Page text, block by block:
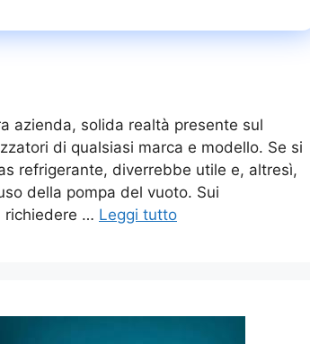
azienda, solida realtà presente sul
di qualsiasi marca e modello. Se si
refrigerante, diverrebbe utile e, altresì,
della pompa del vuoto. Sui
richiedere … Leggi tutto